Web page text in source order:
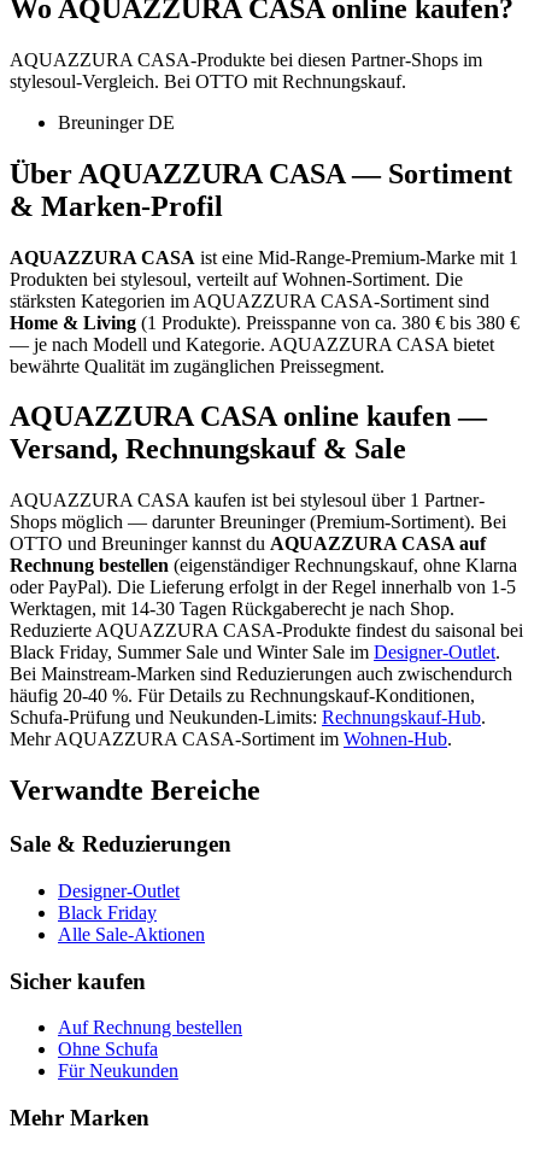
Wo AQUAZZURA CASA online kaufen?
AQUAZZURA CASA-Produkte bei diesen Partner-Shops im
stylesoul-Vergleich. Bei OTTO mit Rechnungskauf.
Breuninger DE
Über AQUAZZURA CASA— Sortiment
& Marken-Profil
AQUAZZURA CASA ist eine Mid-Range-Premium-Marke mit 1
Produkten bei stylesoul, verteilt auf Wohnen-Sortiment. Die
stärksten Kategorien im AQUAZZURA CASA-Sortiment sind
Home & Living (1 Produkte). Preisspanne von ca. 380 € bis 380 €
— je nach Modell und Kategorie. AQUAZZURA CASA bietet
bewährte Qualität im zugänglichen Preissegment.
AQUAZZURA CASAonline kaufen —
Versand, Rechnungskauf & Sale
AQUAZZURA CASA kaufen ist bei stylesoul über 1 Partner-
Shops möglich — darunterBreuninger (Premium-Sortiment). Bei
OTTO und Breuninger kannst du AQUAZZURA CASA auf
Rechnung bestellen (eigenständiger Rechnungskauf, ohne Klarna
oder PayPal). Die Lieferung erfolgt in der Regel innerhalb von 1-5
Werktagen, mit 14-30 Tagen Rückgaberecht je nach Shop.
Reduzierte AQUAZZURA CASA-Produkte findest du saisonal bei
Black Friday, Summer Sale und Winter Sale im Designer-Outlet.
Bei Mainstream-Marken sind Reduzierungen auch zwischendurch
häufig 20-40 %. Für Details zu Rechnungskauf-Konditionen,
Schufa-Prüfung und Neukunden-Limits: Rechnungskauf-Hub.
MehrAQUAZZURA CASA-Sortiment im Wohnen-Hub.
Verwandte Bereiche
Sale & Reduzierungen
Designer-Outlet
Black Friday
Alle Sale-Aktionen
Sicher kaufen
Auf Rechnung bestellen
Ohne Schufa
Für Neukunden
Mehr Marken